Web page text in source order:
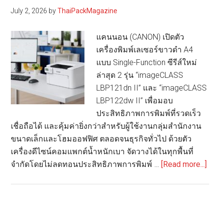
July 2, 2026 byThaiPackMagazine
แคนนอน (CANON) เปิดตัว
เครื่องพิมพ์เลเซอร์ขาวดำ A4
แบบ Single-Function ซีรีส์ใหม่
ล่าสุด 2 รุ่น “imageCLASS
LBP121dn II” และ “imageCLASS
LBP122dw II” เพื่อมอบ
ประสิทธิภาพการพิมพ์ที่รวดเร็ว
เชื่อถือได้ และคุ้มค่ายิ่งกว่าสำหรับผู้ใช้งานกลุ่มสำนักงาน
ขนาดเล็กและโฮมออฟฟิศ ตลอดจนธุรกิจทั่วไป ด้วยตัว
เครื่องดีไซน์คอมแพกต์น้ำหนักเบา จัดวางได้ในทุกพื้นที่
จำกัดโดยไม่ลดทอนประสิทธิภาพการพิมพ์ …
[Read more...]